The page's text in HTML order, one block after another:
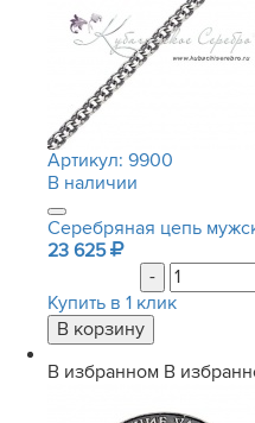
Артикул: 9900
В наличии
Серебряная цепь
23 625
-
Купить в 1 клик
В избранном В